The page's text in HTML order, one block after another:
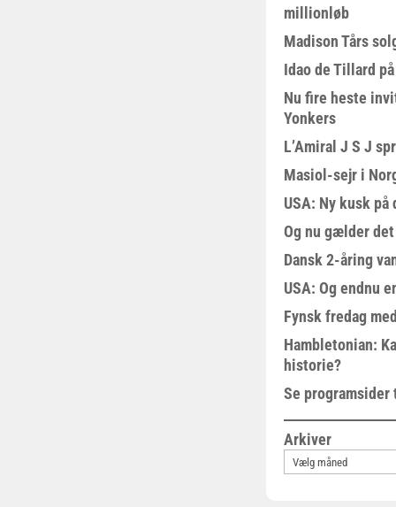
millionløb
Madison Tårs
Idao de Tillard
Nu fire heste
Yonkers
L’Amiral J S J
Masiol-sejr i
USA: Ny kusk på
Og nu gælder
Dansk 2-åring
USA: Og endnu
Fynsk fredag
Hambletonian:
historie?
Se
Arkiver